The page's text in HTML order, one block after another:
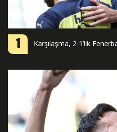
1 Karşılaşma, 2-1’lik